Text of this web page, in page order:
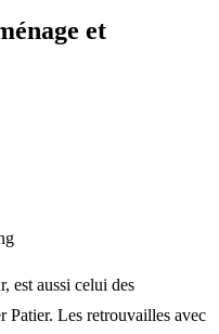
et
est aussi celui des
Patier. Les retrouvailles avec